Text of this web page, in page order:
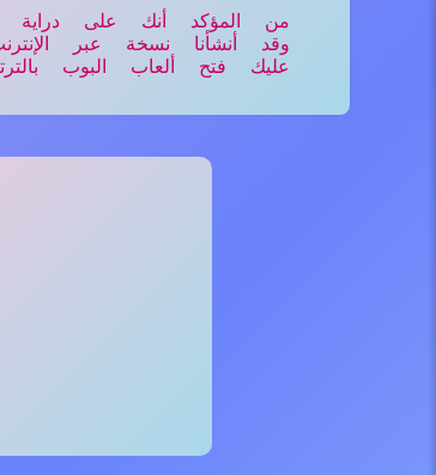
من المؤكد أنك على دراية
وقد أنشأنا نسخة عبر
عليك فتح ألعاب البوب